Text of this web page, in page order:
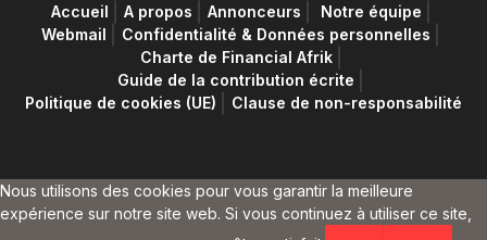
Accueil A propos Annonceurs
Notre équipe
Webmail
Confidentialité & Données personnelles
Charte de Financial Afrik
Guide de la contribution écrite
Politique de cookies (UE)
Clause de non-responsabilité
Nous utilisons des cookies pour vous garantir la meilleure
expérience sur notre site web. Si vous continuez à utiliser ce site,